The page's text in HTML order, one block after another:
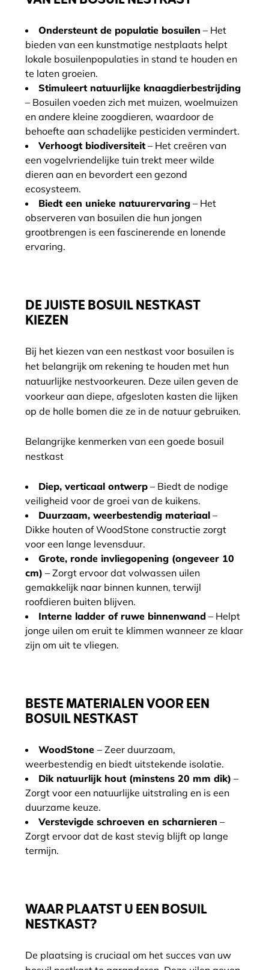
Ondersteunt de populatie bosuilen – Het
bieden van een kunstmatige nestplaats helpt
lokale bosuilenpopulaties in stand te houden en
te laten groeien.
Stimuleert natuurlijke knaagdierbestrijding
– Bosuilen voeden zich met muizen, woelmuizen
en andere kleine zoogdieren, waardoor de
behoefte aan schadelijke pesticiden vermindert.
Verhoogt biodiversiteit– Het creëren van
een vogelvriendelijke tuin trekt meer wilde
dieren aan en bevordert een gezond
ecosysteem.
Biedt een unieke natuurervaring – Het
observeren van bosuilen die hun jongen
grootbrengen is een fascinerende en lonende
ervaring.
DE JUISTE BOSUIL NESTKAST
KIEZEN
Bij het kiezen van een nestkast voor bosuilen is
het belangrijk om rekening te houden met hun
natuurlijke nestvoorkeuren. Deze uilen geven de
voorkeur aan diepe, afgesloten kasten die lijken
op de holle bomen die ze in de natuur gebruiken.
Belangrijke kenmerken van een goede bosuil
nestkast
Diep, verticaal ontwerp – Biedt de nodige
veiligheid voor de groei van de kuikens.
Duurzaam, weerbestendig materiaal –
Dikke houten of WoodStone constructie zorgt
voor een lange levensduur.
Grote, ronde invliegopening (ongeveer 10
cm) – Zorgt ervoor dat volwassen uilen
gemakkelijk naar binnen kunnen, terwijl
roofdieren buiten blijven.
Interne ladder of ruwe binnenwand – Helpt
jonge uilen om eruit te klimmen wanneer ze klaar
zijn om uit te vliegen.
BESTE MATERIALEN VOOR EEN
BOSUIL NESTKAST
WoodStone – Zeer duurzaam,
weerbestendig en biedt uitstekende isolatie.
Dik natuurlijk hout (minstens 20 mm dik) –
Zorgt voor een natuurlijke uitstraling en is een
duurzame keuze.
Verstevigde schroeven en scharnieren –
Zorgt ervoor dat de kast stevig blijft op lange
termijn.
WAAR PLAATST U EEN BOSUIL
NESTKAST?
De plaatsing is cruciaal om het succes van uw